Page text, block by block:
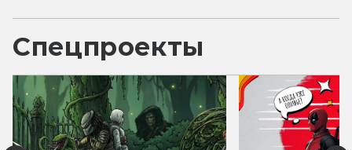
Спецпроекты